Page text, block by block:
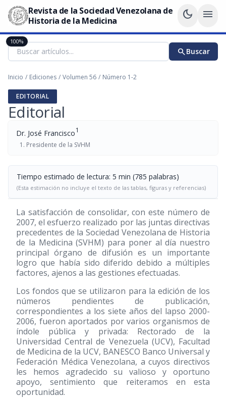
Revista de la Sociedad Venezolana de
Historia de la Medicina
dark_mode menu
searchBuscar
Inicio / Ediciones / Volumen 56 / Número 1-2
EDITORIAL
Editorial
Dr. José Francisco1
Presidente de la SVHM
Tiempo estimado de lectura: 5 min (785 palabras)
(Esta estimación no incluye el texto de las tablas, figuras y referencias)
La satisfacción de consolidar, con este número de
2007, el esfuerzo realizado por las juntas directivas
precedentes de la Sociedad Venezolana de Historia
de la Medicina (SVHM) para poner al día nuestro
principal órgano de difusión es un importante
logro que había sido diferido debido a múltiples
factores, ajenos a las gestiones efectuadas.
Los fondos que se utilizaron para la edición de los
números pendientes de publicación,
correspondientes a los siete años del lapso 2000-
2006, fueron aportados por varios organismos de
índole pública y privada: Rectorado de la
Universidad Central de Venezuela (UCV), Facultad
de Medicina de la UCV, BANESCO Banco Universal y
Federación Médica Venezolana, a cuyos directivos
les hemos agradecido su valioso y oportuno
apoyo, sentimiento que reiteramos en esta
oportunidad.
100%